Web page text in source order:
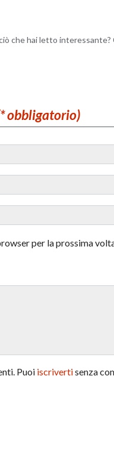
che hai letto interessante?
obbligatorio)
per la prossima
Puoi iscrivertisenza